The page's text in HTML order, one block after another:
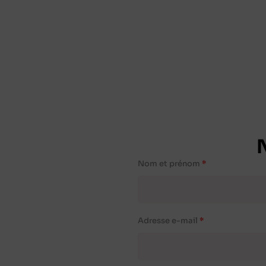
Nom et prénom
Adresse e-mail